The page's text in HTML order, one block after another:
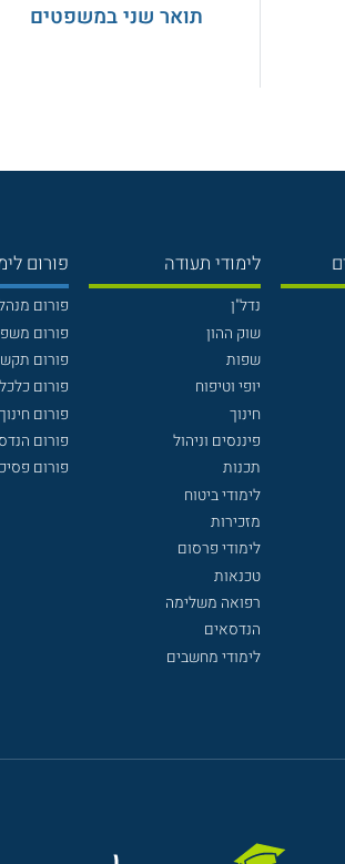
תואר שני במשפטים
לימודי תעודה
נדל"ן
שוק ההון
שפות
יופי וטיפוח
חינוך
פיננסים וניהול
תכנות
לימודי ביטוח
מזכירות
לימודי פרסום
טכנאות
רפואה משלימה
הנדסאים
לימודי מחשבים
פורום
פורום
פורום
פורום
פורום
פורום חינוך
פורום
פורום